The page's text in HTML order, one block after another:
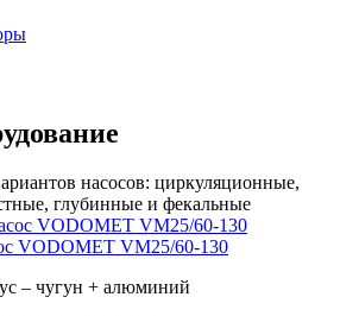
насосов: циркуляционные,
глубинные и фекальные
VODOMET VM25/60-130
– чугун + алюминий